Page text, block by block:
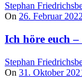
Stephan
On 26. Februar 2022
Ich höre euch
Stephan
On 31. Oktober